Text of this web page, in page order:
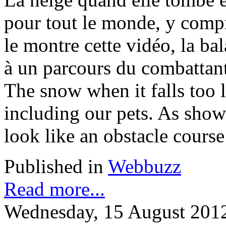
pour tout le monde, y
le montre cette vidéo, la
à un parcours du
The snow when it falls too
including our pets. As
look like an obstacle
Published in Webbuzz
Read more...
Wednesday, 15 August